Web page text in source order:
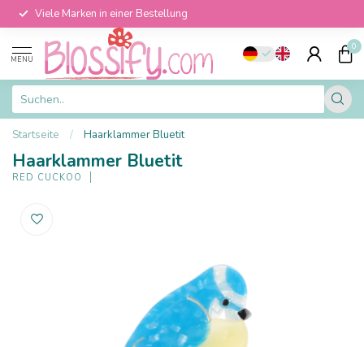
Viele Marken in einer Bestellung
MENU
0
Startseite / Haarklammer Bluetit
Haarklammer Bluetit
RED CUCKOO